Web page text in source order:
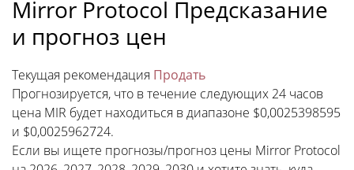
Mirror Protocol Предсказание
и прогноз цен
Текущая рекомендация Продать
Прогнозируется, что в течение следующих 24 часов
цена MIR будет находиться в диапазоне $0,0025398595
и $0,0025962724.
Если вы ищете прогнозы/прогноз цены Mirror Protocol